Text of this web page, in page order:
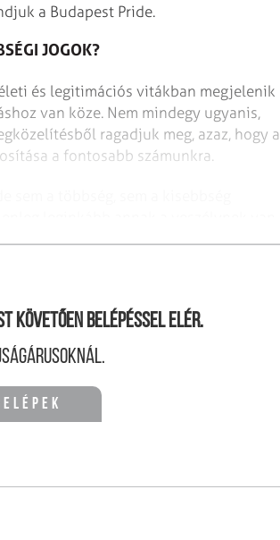
a Budapest Pride.
JOGOK?
és legitimációs vitákban megjelenik
van köze. Nem mindegy ugyanis,
ragadjuk meg, azaz, hogy a
a fontosabb számunkra.
totalitarizmus jön létre.
követően belépéssel elér.